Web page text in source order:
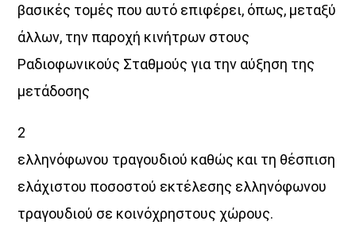
Μια Θάλασσα Τραγούδια
βασικές τομές που αυτό επιφέρει, όπως, μεταξύ
άλλων, την παροχή κινήτρων στους
Ραδιοφωνικούς Σταθμούς για την αύξηση της
μετάδοσης
2
ελληνόφωνου τραγουδιού καθώς και τη θέσπιση
ελάχιστου ποσοστού εκτέλεσης ελληνόφωνου
τραγουδιού σε κοινόχρηστους χώρους.